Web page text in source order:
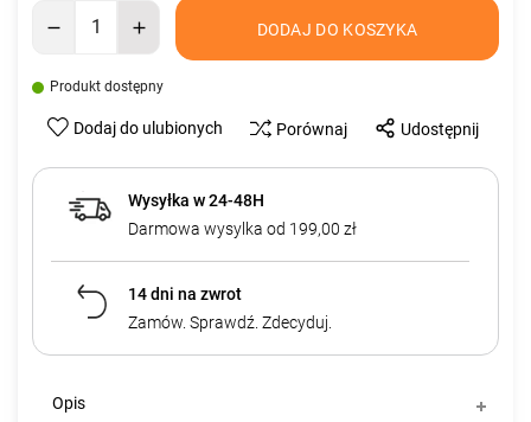
DODAJ DO KOSZYKA
Produkt dostępny
Dodaj do ulubionych Porównaj Udostępnij
Wysyłka w 24-48H
Darmowa wysylka od 199,00 zł
14 dni na zwrot
Zamów. Sprawdź. Zdecyduj.
Opis